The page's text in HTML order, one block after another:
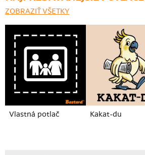
ZOBRAZIŤ VŠETKY
Vlastná potlač Kakat-du